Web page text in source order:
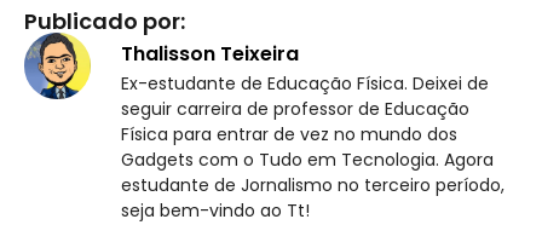
Publicado por:
Thalisson Teixeira
Ex-estudante de Educação Física. Deixei de
seguir carreira de professor de Educação
Física para entrar de vez no mundo dos
Gadgets com o Tudo em Tecnologia. Agora
estudante de Jornalismo no terceiro período,
seja bem-vindo ao Tt!